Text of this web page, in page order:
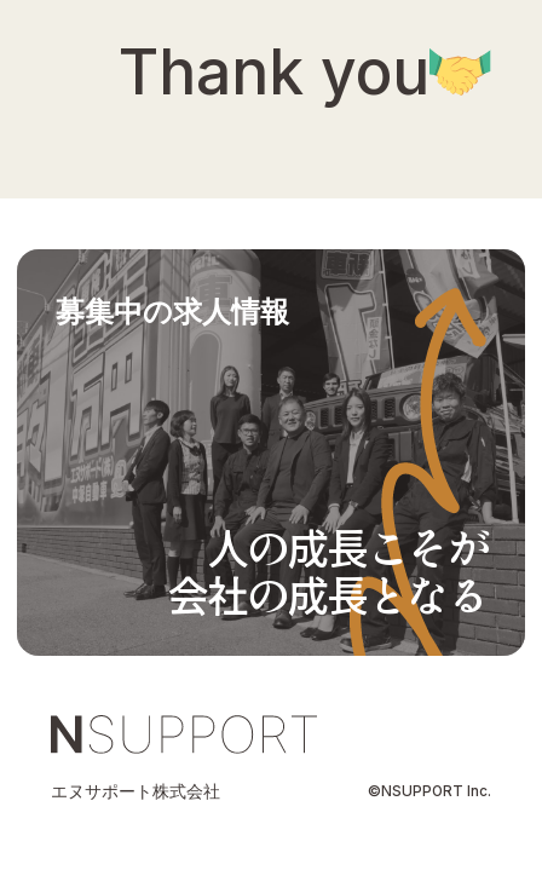
Thank you
募集中の求人情報
人の成長こそが
会社の成長となる
エヌサポート株式会社 ©️NSUPPORT Inc.